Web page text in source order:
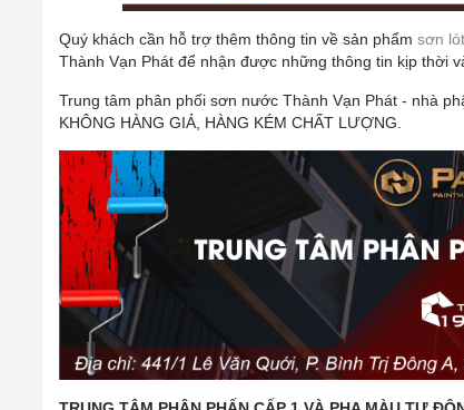
Quý khách cần hỗ trợ thêm thông tin về sản phẩm sơn
Thành Vạn Phát để nhận được những thông tin kịp thời
Trung tâm phân phối sơn nước Thành Vạn Phát - nhà
KHÔNG HÀNG GIẢ, HÀNG KÉM CHẤT LƯỢNG.